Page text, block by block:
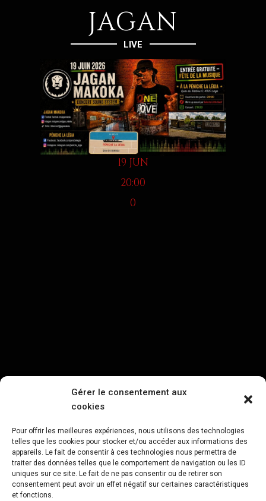
Gérer le consentement aux
cookies
Pour offrir les meilleures expériences, nous utilisons des technologies
telles que les cookies pour stocker et/ou accéder aux informations des
appareils. Le fait de consentir à ces technologies nous permettra de
traiter des données telles que le comportement de navigation ou les ID
uniques sur ce site. Le fait de ne pas consentir ou de retirer son
consentement peut avoir un effet négatif sur certaines caractéristiques
et fonctions.
JAGAN
LIVE
19 JUN
20:00
0